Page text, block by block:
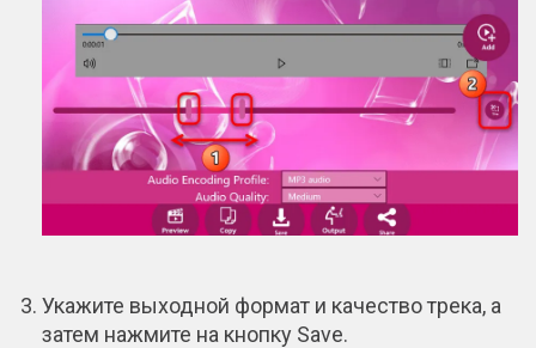
Укажите выходной формат и качество трека, а
затем нажмите на кнопку Save.